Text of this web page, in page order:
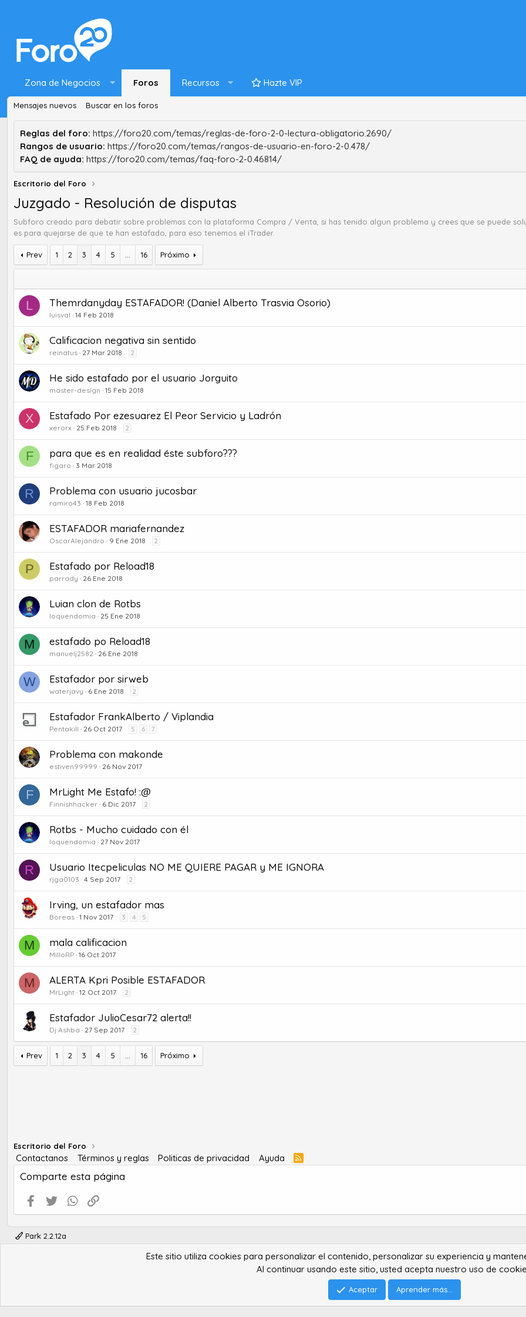
Zona de Negocios Foros Recursos Hazte VIP
Mensajes nuevos Buscar en los foros
Reglas del foro: https://foro20.com/temas/reglas-de-foro-2-0-lectura-obligatorio.2690/
Rangos de usuario: https://foro20.com/temas/rangos-de-usuario-en-foro-2-0.478/
FAQ de ayuda: https://foro20.com/temas/faq-foro-2-0.46814/
Escritorio del Foro
Juzgado - Resolución de disputas
Subforo creado para debatir sobre problemas con la plataforma Compra / Venta, si has tenido algun problema y crees que se puede
es para quejarse de que te han estafado, para eso tenemos el iTrader.
Prev 1 2 3 4 5 16 Próximo
L Themrdanyday ESTAFADOR! (Daniel Alberto Trasvia Osorio)
luisval 14 Feb 2018
Calificacion negativa sin sentido
reinatus 27 Mar 2018 2
He sido estafado por el usuario Jorguito
master-design 15 Feb 2018
X Estafado Por ezesuarez El Peor Servicio y Ladrón
xerorx 25 Feb 2018 2
F para que es en realidad éste subforo???
figaro 3 Mar 2018
R Problema con usuario jucosbar
ramiro43 18 Feb 2018
ESTAFADOR mariafernandez
OscarAlejandro 9 Ene 2018 2
P Estafado por Reload18
parrady 26 Ene 2018
Luian clon de Rotbs
loquendomia 25 Ene 2018
M estafado po Reload18
manuelj2582 26 Ene 2018
W Estafador por sirweb
waterjavy 6 Ene 2018 2
Estafador FrankAlberto / Viplandia
Pentakill 26 Oct 2017 5 6 7
Problema con makonde
estiven99999 26 Nov 2017
F MrLight Me Estafo! :@
Finnishhacker 6 Dic 2017 2
Rotbs - Mucho cuidado con él
loquendomia 27 Nov 2017
R Usuario Itecpeliculas NO ME QUIERE PAGAR y ME IGNORA
rjga0103 4 Sep 2017 2
Irving, un estafador mas
Boreas 1 Nov 2017 3 4 5
M mala calificacion
MilloRP 16 Oct 2017
M ALERTA Kpri Posible ESTAFADOR
MrLight 12 Oct 2017 2
Estafador JulioCesar72 alerta!!
Dj Ashba 27 Sep 2017 2
Prev 1 2 3 4 5 16 Próximo
Escritorio del Foro
Contactanos Términos y reglas Politicas de privacidad Ayuda
S
Comparte esta página
Facebook
Twitter WhatsApp
Park 2.2.12a
Community platform by XenForo © 2010-2022 XenForo Ltd.
Advanced Forum Stats by AddonFlare - Premium XF2 Addons
Park theme made byStylesFactory.pl
Este sitio utiliza cookies para personalizar el contenido, personalizar su experiencia y
Al continuar usando este sitio, usted acepta nuestro uso de
Aceptar Aprender más...